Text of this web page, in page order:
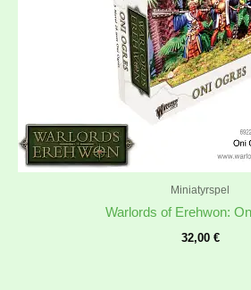
Miniatyrspel
Warlords of Erehwon:
32,00 €